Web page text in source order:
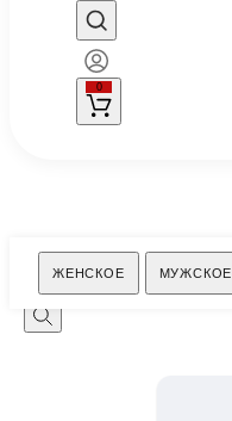
0
ЖЕНСКОЕ МУЖСКОЕ
Поиск